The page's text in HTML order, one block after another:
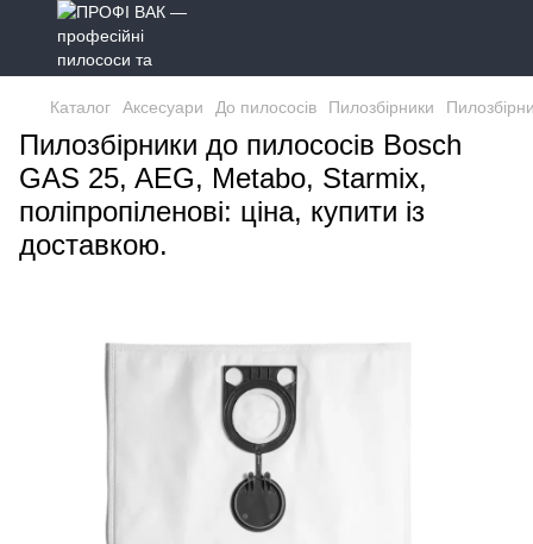
Каталог Аксесуари До пилососів Пилозбірники
Пилозбірники до пилососів Bosch
GAS 25, AEG, Metabo, Starmix,
поліпропіленові: ціна, купити із
доставкою.